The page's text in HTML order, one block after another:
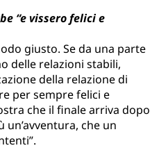
“e vissero felici e
giusto. Se da una parte
delle relazioni stabili,
della relazione di
per sempre felici e
che il finale arriva dopo
che un